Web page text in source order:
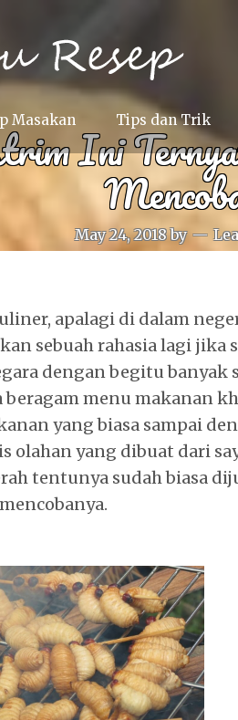
Masakan Tips dan Trik
Ini
May 24, 2018 by
apalagi di dalam
sebuah rahasia lagi jika
dengan begitu banyak
beragam menu makanan
yang biasa sampai
olahan yang dibuat dari
tentunya sudah biasa